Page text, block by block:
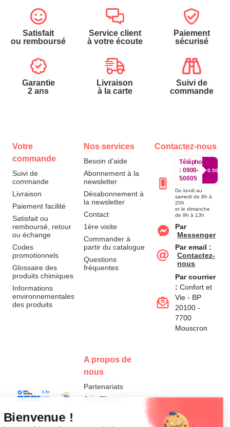
Satisfait
ou remboursé
Service client
à votre écoute
Paiement
sécurisé
Garantie
2 ans
Livraison
à la carte
Suivi de
commande
Votre
commande
Suivi de
commande
Livraison
Paiement facilité
Satisfait ou
remboursé, retour
ou échange
Codes
promotionnels
Glossaire des
produits chimiques
Informations
environnementales
des produits
Nos services
Besoin d'aide
Abonnement à la
newsletter
Désabonnement à
la newsletter
Contact
1ère visite
Commander à
partir du catalogue
Questions
fréquentes
A propos de
nous
Partenariats
Avis Clients
Contactez-nous
Téléphone
: 0900-
50005
0.50€/
Du lundi au
samedi de 8h à
20h
et le dimanche
de 9h à 13h
Par
Messenger
Par email :
Contactez-
nous
Par courrier
: Confort et
Vie - BP
20100 -
7700
Mouscron